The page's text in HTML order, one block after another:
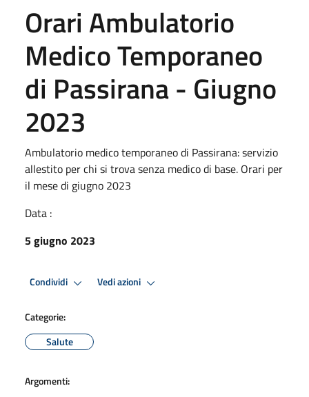
Orari Ambulatorio
Medico Temporaneo
di Passirana - Giugno
2023
Ambulatorio medico temporaneo di Passirana: servizio
allestito per chi si trova senza medico di base. Orari per
il mese di giugno 2023
Data :
5 giugno 2023
Condividi Vedi azioni
Categorie:
Salute
Argomenti: